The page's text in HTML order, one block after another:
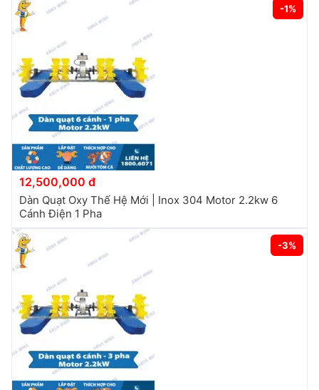
-1%
12,500,000 đ
Dàn Quạt Oxy Thế Hệ Mới | Inox 304 Motor 2.2kw 6
Cánh Điện 1 Pha
-3%